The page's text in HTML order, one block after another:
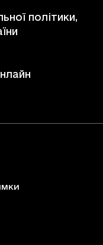
політики,